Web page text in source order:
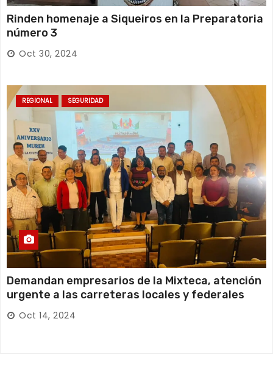
Rinden homenaje a Siqueiros en la Preparatoria
número 3
Oct 30, 2024
REGIONAL SEGURIDAD
Demandan empresarios de la Mixteca, atención
urgente a las carreteras locales y federales
Oct 14, 2024